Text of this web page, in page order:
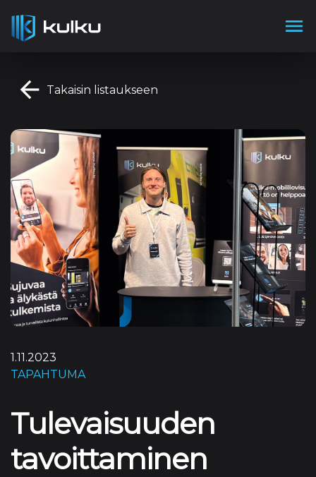
menu
arrow_back Takaisin listaukseen
1.11.2023
TAPAHTUMA
Tulevaisuuden
tavoittaminen